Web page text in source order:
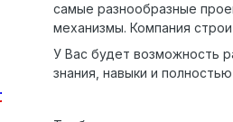
самые разнообразные
механизмы. Компания
У Вас будет возможность
знания, навыки и